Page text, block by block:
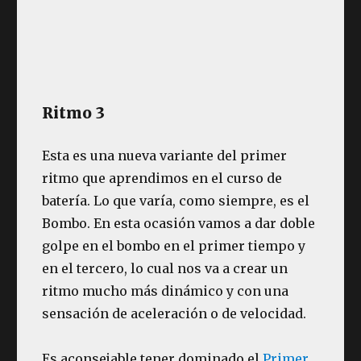
Ritmo 3
Esta es una nueva variante del primer
ritmo que aprendimos en el curso de
batería. Lo que varía, como siempre, es el
Bombo. En esta ocasión vamos a dar doble
golpe en el bombo en el primer tiempo y
en el tercero, lo cual nos va a crear un
ritmo mucho más dinámico y con una
sensación de aceleración o de velocidad.